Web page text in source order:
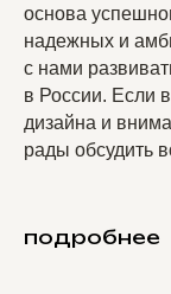
основа
надежных и
с нами
в России. Если
дизайна и
рады обсудить
подробнее